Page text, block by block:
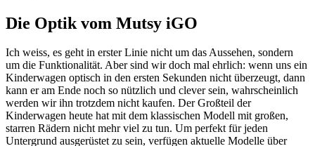
Die Optik vom Mutsy iGO
Ich weiss, es geht in erster Linie nicht um das Aussehen, sondern
um die Funktionalität. Aber sind wir doch mal ehrlich: wenn uns ein
Kinderwagen optisch in den ersten Sekunden nicht überzeugt, dann
kann er am Ende noch so nützlich und clever sein, wahrscheinlich
werden wir ihn trotzdem nicht kaufen. Der Großteil der
Kinderwagen heute hat mit dem klassischen Modell mit großen,
starren Rädern nicht mehr viel zu tun. Um perfekt für jeden
Untergrund ausgerüstet zu sein, verfügen aktuelle Modelle über